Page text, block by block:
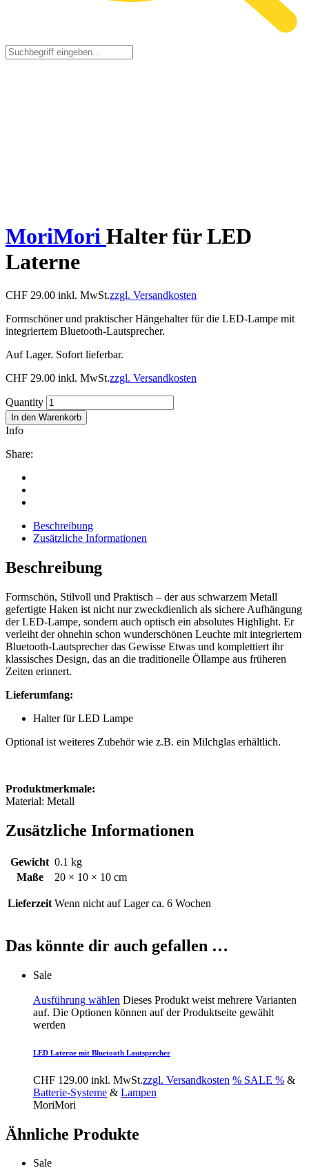
MoriMori Halter für LED
Laterne
CHF 29.00 inkl. MwSt.zzgl. Versandkosten
Formschöner und praktischer Hängehalter für die LED-Lampe mit
integriertem Bluetooth-Lautsprecher.
Auf Lager. Sofort lieferbar.
CHF 29.00 inkl. MwSt.zzgl. Versandkosten
Quantity
In den Warenkorb
Info
Share:
Beschreibung
Zusätzliche Informationen
Beschreibung
Formschön, Stilvoll und Praktisch – der aus schwarzem Metall
gefertigte Haken ist nicht nur zweckdienlich als sichere Aufhängung
der LED-Lampe, sondern auch optisch ein absolutes Highlight. Er
verleiht der ohnehin schon wunderschönen Leuchte mit integriertem
Bluetooth-Lautsprecher das Gewisse Etwas und komplettiert ihr
klassisches Design, das an die traditionelle Öllampe aus früheren
Zeiten erinnert.
Lieferumfang:
Halter für LED Lampe
Optional ist weiteres Zubehör wie z.B. ein Milchglas erhältlich.
Produktmerkmale:
Material: Metall
Zusätzliche Informationen
Gewicht 0.1 kg
Maße
20 × 10 × 10 cm
Lieferzeit Wenn nicht auf Lager ca. 6 Wochen
Das könnte dir auch gefallen …
Sale
Ausführung wählen Dieses Produkt weist mehrere Varianten
auf. Die Optionen können auf der Produktseite gewählt
werden
LED Laterne mit Bluetooth Lautsprecher
CHF 129.00 inkl. MwSt.zzgl. Versandkosten % SALE % &
Batterie-Systeme & Lampen
MoriMori
Ähnliche Produkte
Sale